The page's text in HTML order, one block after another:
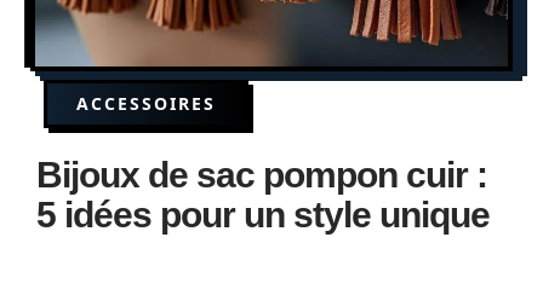
ACCESSOIRES
Bijoux de sac pompon cuir :
5 idées pour un style unique